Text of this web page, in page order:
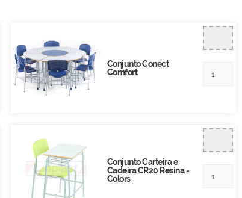
Conjunto Conect
Comfort
Conjunto Carteira e
Cadeira CR20 Resina -
Colors